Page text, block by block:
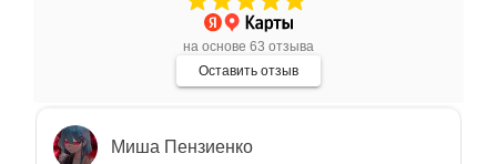
на основе 63 отзыва
Оставить отзыв
индивидуально и завораживает своей
красотой! Трудно не купить всё! Спасибо!
Отзыв Яндекс.Карты
Миша Пензиенко